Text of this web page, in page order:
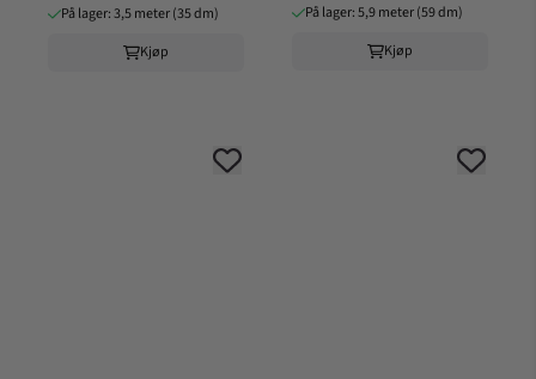
På lager: 3,5 meter (35 dm)
Kjøp
På lager: 5,9 meter (59 dm)
Kjøp